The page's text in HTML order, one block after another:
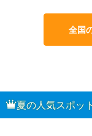
全国
夏の人気スポッ